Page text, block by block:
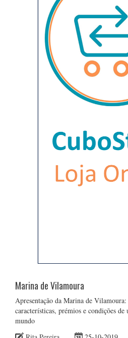
Marina de Vilamoura
Apresentação da Marina de
características, prémios e condições
mundo